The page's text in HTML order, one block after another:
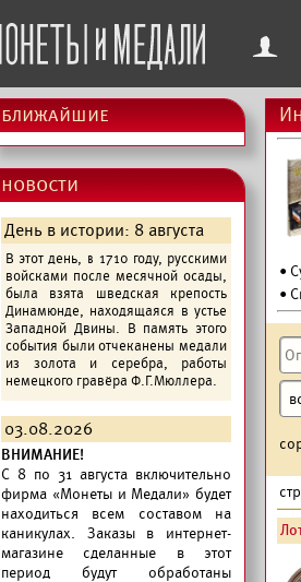
f
ближайшие
новости
День в истории: 8 августа
В этот день, в 1710 году, русскими
войсками после месячной осады,
была взята шведская крепость
Динамюнде, находящаяся в устье
Западной Двины. В память этого
события были отчеканены медали
из золота и серебра, работы
немецкого гравёра Ф.Г.Мюллера.
03.08.2026
ВНИМАНИЕ!
C 8 по 31 августа включительно
фирма «Монеты и Медали» будет
находиться всем составом на
каникулах. Заказы в интернет-
магазине сделанные в этот
период будут обработаны
•
•